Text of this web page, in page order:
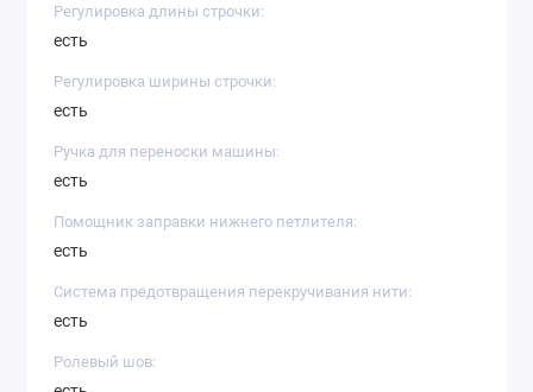
Регулировка длины строчки:
есть
Регулировка ширины строчки:
есть
Ручка для переноски машины:
есть
Помощник заправки нижнего петлителя:
есть
Система предотвращения перекручивания нити:
есть
Ролевый шов: